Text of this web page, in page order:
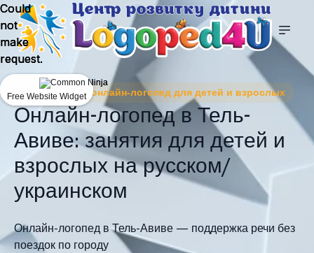
Logoped4U — онлайн‑логопед для детей и взрослых
Онлайн-логопед в Тель-
Авиве: занятия для детей и
взрослых на русском/
украинском
Онлайн-логопед в Тель-Авиве — поддержка речи без
поездок по городу
Could
not
make
request.
Free Website Widget
Could
not
make
request.
Free Website Widget
Could
not
make
request.
Free Website Widget